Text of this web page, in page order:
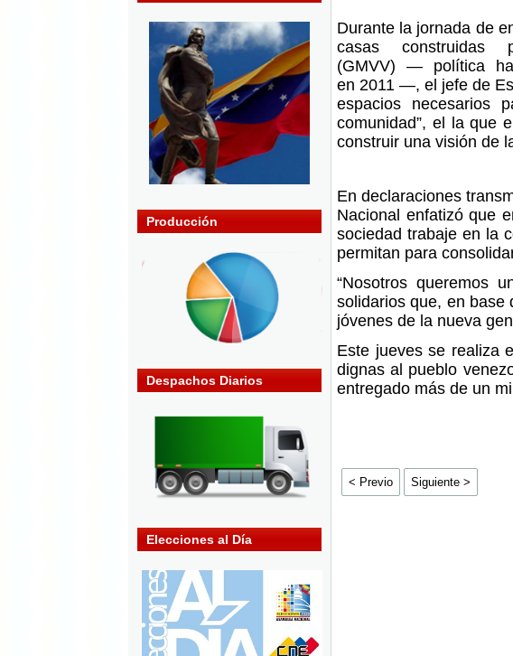
Producción
Despachos Diarios
Elecciones al Día
Durante la jornada de
casas construidas
(GMVV) — política
en 2011 —, el jefe de
espacios necesarios
comunidad”, el la que
construir una visión de
En declaraciones
Nacional enfatizó que
sociedad trabaje en la
permitan para
“Nosotros queremos
solidarios que, en base
jóvenes de la nueva
Este jueves se realiza
dignas al pueblo
entregado más de un
< Previo Siguiente >